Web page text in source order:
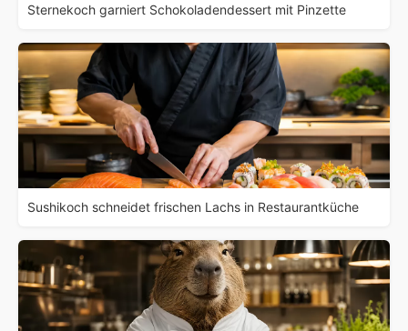
Sternekoch garniert Schokoladendessert mit Pinzette
Sushikoch schneidet frischen Lachs in Restaurantküche